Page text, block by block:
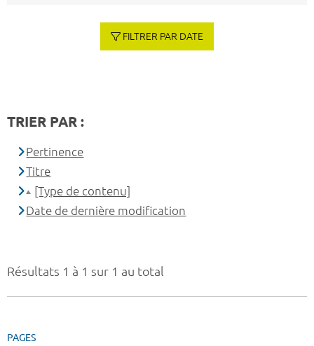
Résultats 1 à 1 sur 1 au total
PAGES
FILTRER PAR DATE
TRIER PAR :
Pertinence
Titre
[Type de contenu]
Date de dernière modification